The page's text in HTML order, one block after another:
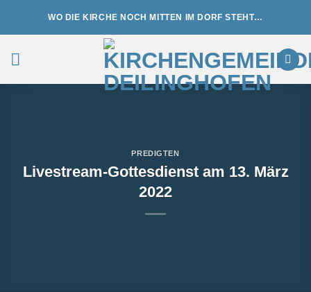
WO DIE KIRCHE NOCH MITTEN IM DORF STEHT…
PREDIGTEN
Livestream-Gottesdienst am 13. März
2022